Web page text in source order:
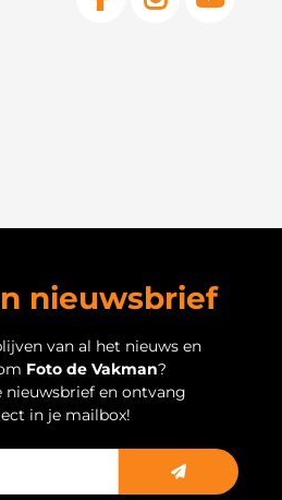
nieuwsbrief
van al het nieuws en
Foto de Vakman?
nieuwsbrief en ontvang
in je mailbox!